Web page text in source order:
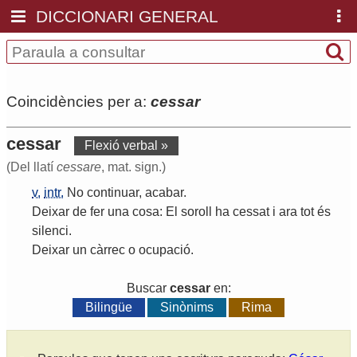
DICCIONARI GENERAL
Coincidències per a: cessar
cessar
Flexió verbal »
(Del llatí cessare, mat. sign.)
v. intr. No continuar, acabar.
Deixar de fer una cosa: El soroll ha cessat i ara tot és
silenci.
Deixar un càrrec o ocupació.
Buscar cessaren:
Bilingüe
Sinònims Rima